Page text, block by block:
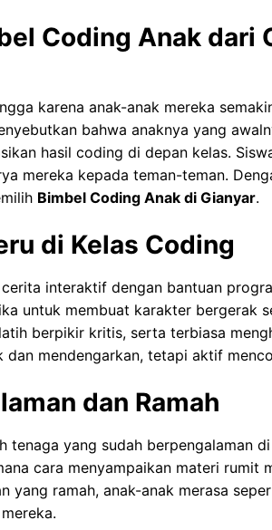
Coding Anak dari
karena anak-anak mereka
bahwa anaknya yang
hasil coding di depan kelas.
mereka kepada teman-teman.
Bimbel Coding Anak di Gianyar.
di Kelas Coding
interaktif dengan bantuan
untuk membuat karakter bergerak
berpikir kritis, serta terbiasa
mendengarkan, tetapi aktif
dan Ramah
tenaga yang sudah berpengalaman
cara menyampaikan materi rumit
yang ramah, anak-anak merasa